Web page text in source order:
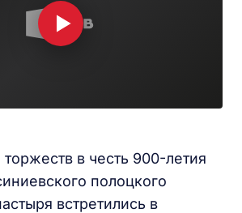
в честь 900-летия
полоцкого
встретились в